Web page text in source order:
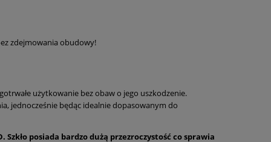
zdejmowania obudowy!
użytkowanie bez obaw o jego uszkodzenie.
jednocześnie będąc idealnie dopasowanym do
posiada bardzo dużą przezroczystość co sprawia